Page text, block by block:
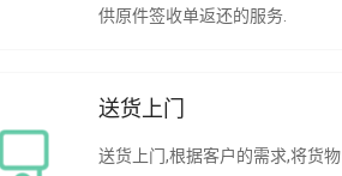
供原件签收单返还的服务.
送货上门
送货上门,根据客户的需求,将货物